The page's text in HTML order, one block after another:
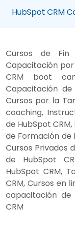
HubSpot CRM
Cursos de Fin
Capacitación por
CRM boot
Capacitación
Cursos por la
coaching,
de HubSpot
de Formación de
Cursos Privados
de HubSpot
HubSpot CRM,
CRM, Cursos en
capacitación de
CRM